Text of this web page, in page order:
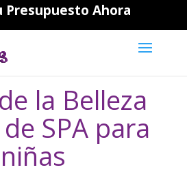
Presupuesto Ahora
daniela@superanimaciones.com
la Belleza
SPA para
niñas